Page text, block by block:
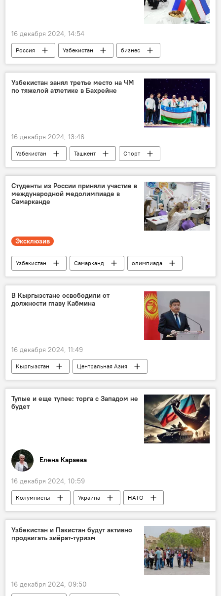
Узбекистан и ЕАЭС: перспективы возможной интеграции
16 декабря 2024, 14:54
Россия Узбекистан
бизнес
туристический бизнес
Туризм
виза
Узбекистан занял третье место на ЧМ
по тяжелой атлетике в Бахрейне
16 декабря 2024, 13:46
Узбекистан Ташкент
Спорт
Тяжелая атлетика
НОК Узбекистана
чемпионат мира
Студенты из России приняли участие в
международной медолимпиаде в
Самарканде
Эксклюзив
Узбекистан Самарканд
олимпиада
Медицина
В Кыргызстане освободили от
должности главу Кабмина
16 декабря 2024, 11:49
Кыргызстан
Центральная Азия
Премьер-министр
отставка
назначения
Тупые и еще тупее: торга с Западом не
будет
Елена Караева
16 декабря 2024, 10:59
Колумнисты Украина
НАТО
Запад
Конфликт
Спецоперация России по защите Донбасса
СВО
Узбекистан и Пакистан будут активно
продвигать зиёрат-туризм
16 декабря 2024, 09:50